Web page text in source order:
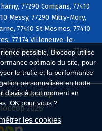
possible, Biocoop utilise
optimale du site, pour
le trafic et la performance
personnalisée en toute
d'avis à tout moment en
OK pour vous ?
les cookies
77290 Compans, 77410
Messy, 77290 Mitry-Mory,
77410 St-Mesmes, 77410
77174 Villeneuve-le-
Champs s/Marne, 77184
Biocoop
2026